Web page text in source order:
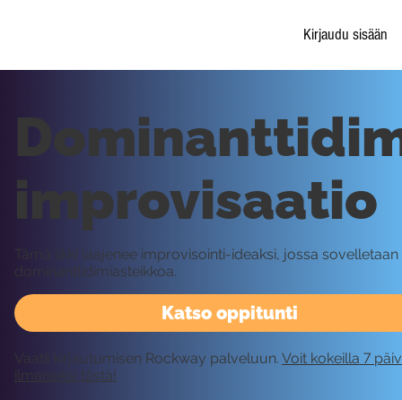
Kirjaudu sisään
Katso oppitunti
improvisaatio
Tämä likki laajenee improvisointi-ideaksi, jossa sovelletaan
dominanttidimiasteikkoa.
Vaatii kirjautumisen Rockway palveluun. Voit kokeilla 7
ilmaiseksi tästä!